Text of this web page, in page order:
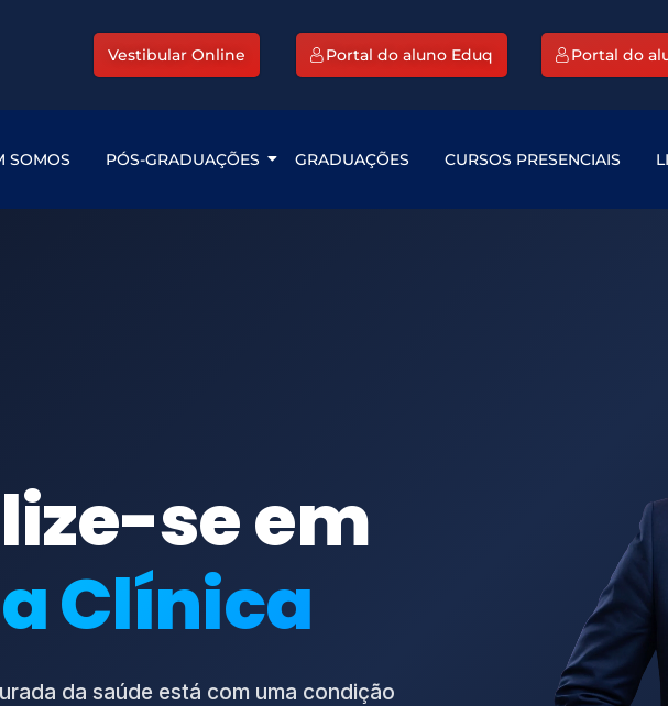
Vestibular Online Portal do aluno Eduq Portal do
SOMOS PÓS-GRADUAÇÕES GRADUAÇÕES CURSOS PRESENCIAIS
se em
Clínica
da saúde está com uma condição